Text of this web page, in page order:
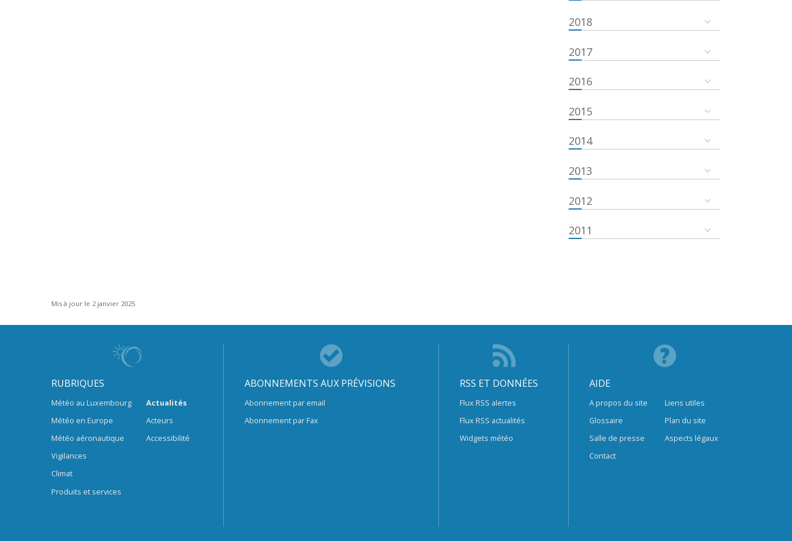
2018
2017
2016
2015
2014
2013
2012
2011
Mis à jour le 2 janvier 2025
RUBRIQUES
Météo au Luxembourg
Météo en Europe
Météo aéronautique
Vigilances
Climat
Produits et services
Actualités
Acteurs
Accessibilité
ABONNEMENTS AUX PRÉVISIONS
Abonnement par email
Abonnement par Fax
RSS ET DONNÉES
Flux RSS alertes
Flux RSS actualités
Widgets météo
AIDE
A propos du site
Glossaire
Salle de presse
Contact
Liens utiles
Plan du site
Aspects légaux